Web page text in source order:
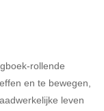
rollende
en te bewegen,
leven